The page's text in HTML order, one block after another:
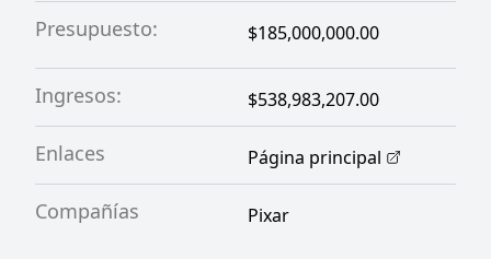
Presupuesto: $185,000,000.00
Ingresos: $538,983,207.00
Enlaces Página principal
Compañías Pixar